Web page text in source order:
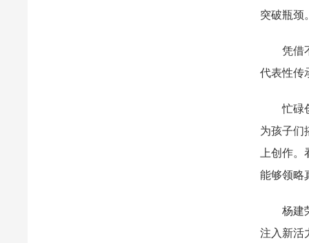
突破瓶颈
凭借不
代表性传
忙碌创
为孩子们
上创作。
能够领略
杨建荣
注入新活